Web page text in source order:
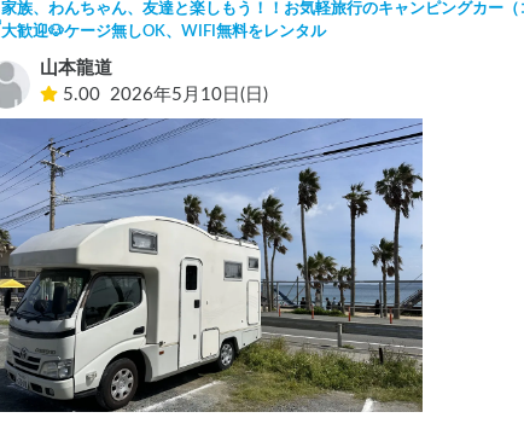
家族、わんちゃん、友達と楽しもう！！お気軽旅行のキャンピングカー
大歓迎🐶ケージ無しOK、WIFI無料をレンタル
山本龍道
5.00 2026年5月10日(日)